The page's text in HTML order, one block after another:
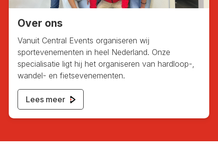
Over ons
Vanuit Central Events organiseren wij
sportevenementen in heel Nederland. Onze
specialisatie ligt hij het organiseren van hardloop-,
wandel- en fietsevenementen.
Lees meer